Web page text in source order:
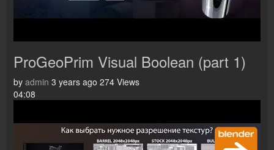
ProGeoPrim Visual Boolean (part 1)
by admin 3 years ago 274 Views
04:08